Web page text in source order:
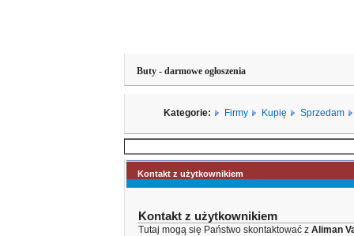
Buty - darmowe ogłoszenia
Kategorie: Firmy Kupię Sprzedam
Kontakt z użytkownikiem
Kontakt z użytkownikiem
Tutaj mogą się Państwo skontaktować z Aliman